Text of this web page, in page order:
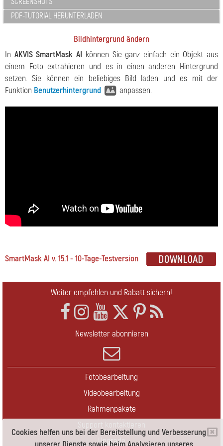
Cookies helfen uns bei der Bereitstellung und Verbesserung
PDF-TUTORIAL HERUNTERLADEN
Bildhintergrund ändern
In AKVIS SmartMask AI können Sie ganz einfach ein Objekt aus
einem Foto extrahieren und es in einen anderen Hintergrund
setzen. Sie können ein beliebiges Bild laden und es mit der
Funktion Benutzerhintergrund anpassen.
SmartMask AI v. 15.1 - 10-Tage-Testversion
Weiter empfehlen und Rabatt sichern!
Newsletter abonnieren
Fotobearbeitung
Videobearbeitung
Rahmenpakete
Upgrade